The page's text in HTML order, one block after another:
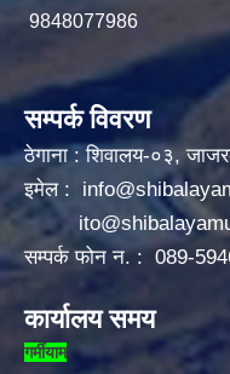
9848077986
सम्पर्क विवरण
ठेगाना : शिवालय-०३,
इमेल :
सम्पर्क फोन न. : 089-
कार्यालय समय
गर्मीयाम